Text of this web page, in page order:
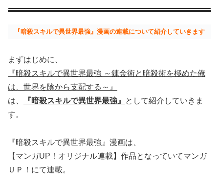
『暗殺スキルで異世界最強』漫画の連載について紹介していきます
まずはじめに、
『暗殺スキルで異世界最強 ～錬金術と暗殺術を極めた俺
は、世界を陰から支配する～』
は、
『暗殺スキルで異世界最強』
として紹介していきま
す。
『暗殺スキルで異世界最強』漫画は、
【マンガUP！オリジナル連載】作品となっていてマンガ
ＵＰ！にて連載。